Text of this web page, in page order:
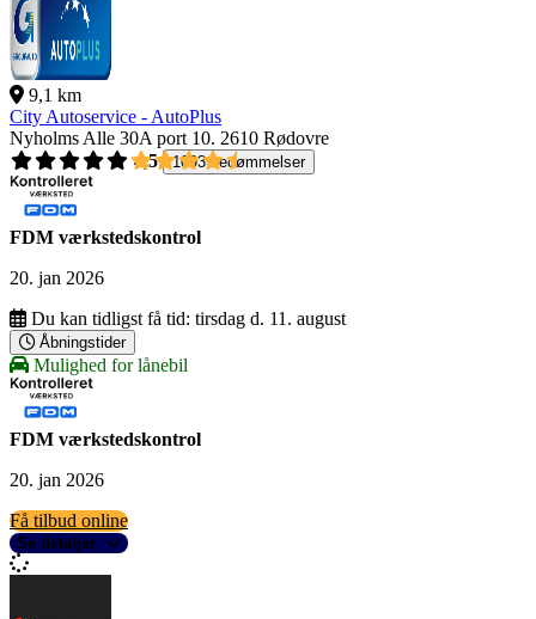
9,1 km
City Autoservice - AutoPlus
Nyholms Alle 30A port 10. 2610 Rødovre
4,5
1093 bedømmelser
FDM værkstedskontrol
20. jan 2026
Du kan tidligst få tid: tirsdag d. 11. august
Åbningstider
Mulighed for lånebil
FDM værkstedskontrol
20. jan 2026
Få tilbud online
Se detaljer